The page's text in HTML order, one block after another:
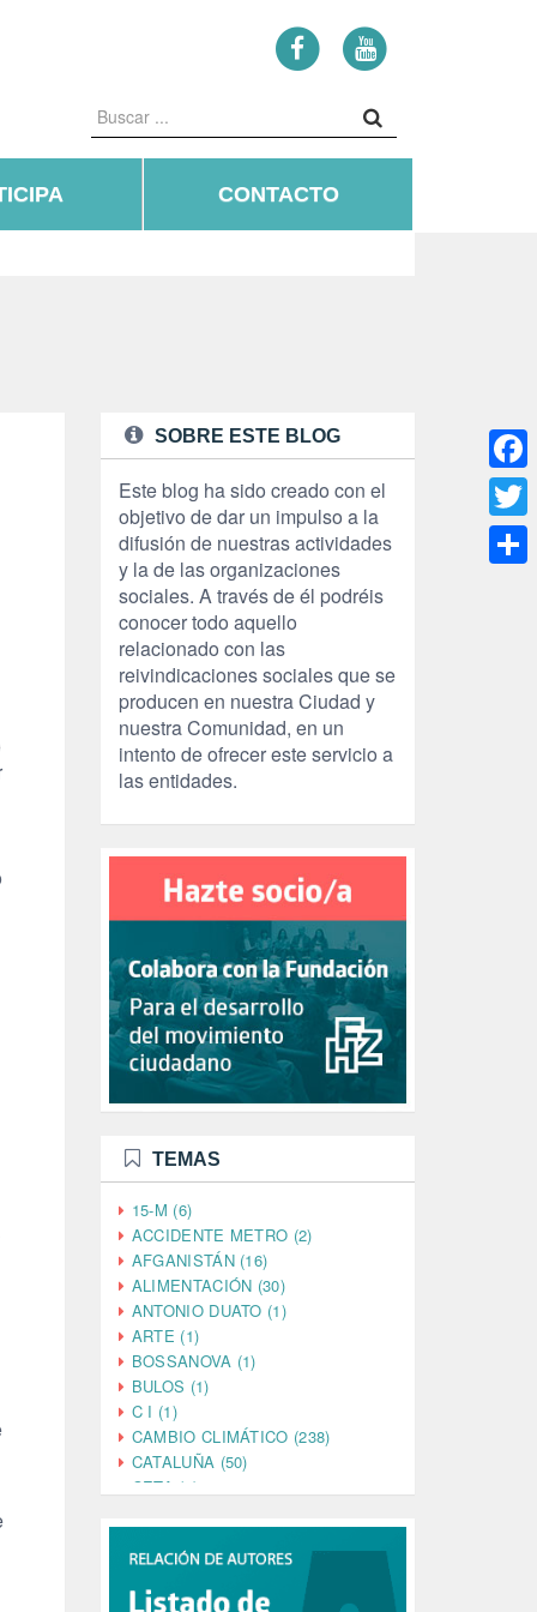
CONTACTO
SOBRE ESTE BLOG
Este blog ha sido creado con el
objetivo de dar un impulso a la
difusión de nuestras actividades
y la de las organizaciones
sociales. A través de él podréis
conocer todo aquello
relacionado con las
reivindicaciones sociales que se
producen en nuestra Ciudad y
nuestra Comunidad, en un
intento de ofrecer este servicio a
las entidades.
TEMAS
15-M (6)
ACCIDENTE METRO (2)
AFGANISTÁN (16)
ALIMENTACIÓN (30)
ANTONIO DUATO (1)
ARTE (1)
BOSSANOVA (1)
BULOS (1)
C I (1)
CAMBIO CLIMÁTICO (238)
CATALUÑA (50)
CETA (2)
CINE (35)
CIUDADANÍA (633)